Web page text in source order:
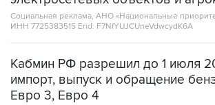
Социальная реклама, АНО «Национальные
ИНН 7725383515 Erid: F7NfYUJCUneVdwcydK6A
Кабмин РФ разрешил до 1 июля
импорт, выпуск и обращение
Евро 3, Евро 4